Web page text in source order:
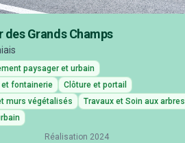
des Grands Champs
paysager et urbain
fontainerie
Clôture et portail
murs végétalisés
Travaux et Soin aux arbres
Réalisation 2024